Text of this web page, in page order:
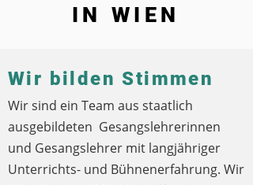
IN WIEN
Wir bilden Stimmen
Wir sind ein Team aus staatlich
ausgebildeten Gesangslehrerinnen
und Gesangslehrer mit langjähriger
Unterrichts- und Bühnenerfahrung. Wir